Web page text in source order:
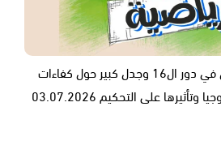
المجلة الرياضية - البرتغال في دور ال16 وجدل كبير حول كفاءات
كرستيانو رونالدو، التكنولوجيا وتأثيرها على التحكيم 03.07.2026